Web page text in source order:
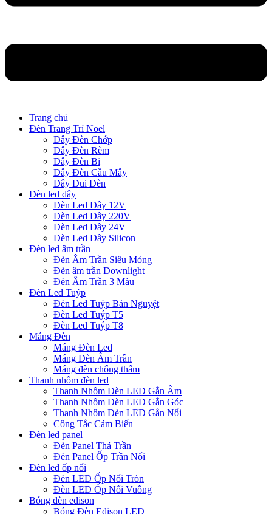
Trang chủ
Đèn Trang Trí Noel
Dây Đèn Chớp
Dây Đèn Rèm
Dây Đèn Bi
Dây Đèn Cầu Mây
Dây Đui Đèn
Đèn led dây
Đèn Led Dây 12V
Đèn Led Dây 220V
Đèn Led Dây 24V
Đèn Led Dây Silicon
Đèn led âm trần
Đèn Âm Trần Siêu Mỏng
Đèn âm trần Downlight
Đèn Âm Trần 3 Màu
Đèn Led Tuýp
Đèn Led Tuýp Bán Nguyệt
Đèn Led Tuýp T5
Đèn Led Tuýp T8
Máng Đèn
Máng Đèn Led
Máng Đèn Âm Trần
Máng đèn chống thấm
Thanh nhôm đèn led
Thanh Nhôm Đèn LED Gắn Âm
Thanh Nhôm Đèn LED Gắn Góc
Thanh Nhôm Đèn LED Gắn Nổi
Công Tắc Cảm Biến
Đèn led panel
Đèn Panel Thả Trần
Đèn Panel Ốp Trần Nổi
Đèn led ốp nổi
Đèn LED Ốp Nổi Tròn
Đèn LED Ốp Nổi Vuông
Bóng đèn edison
Bóng Đèn Edison LED